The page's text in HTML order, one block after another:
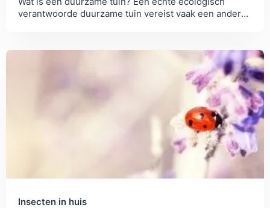
verantwoorde duurzame tuin vereist vaak een andere
Insecten in huis